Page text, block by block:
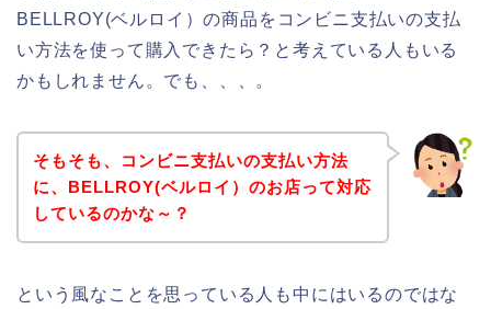
BELLROY(ベルロイ）の商品をコンビニ支払いの支払
い方法を使って購入できたら？と考えている人もいる
かもしれません。でも、、、。
そもそも、コンビニ支払いの支払い方法
に、BELLROY(ベルロイ）のお店って対応
しているのかな～？
という風なことを思っている人も中にはいるのではな